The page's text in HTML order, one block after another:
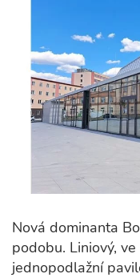
Nová dominanta
podobu. Liniový,
jednopodlažní